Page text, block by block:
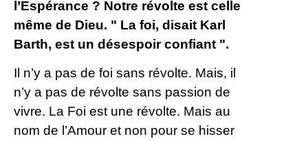
l’Espérance ? Notre révolte est celle
même de Dieu. " La foi, disait Karl
Barth, est un désespoir confiant ".
Il n’y a pas de foi sans révolte. Mais, il
n’y a pas de révolte sans passion de
vivre. La Foi est une révolte. Mais au
nom de l’Amour et non pour se hisser